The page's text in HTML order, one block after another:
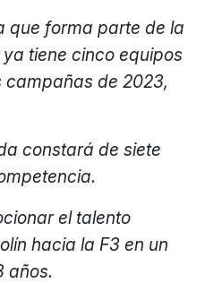
que forma parte de la
tiene cinco equipos
de 2023,
constará de siete
el talento
hacia la F3 en un
años.